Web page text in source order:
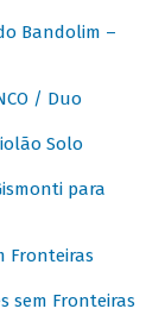
Bandolim –
/ Duo
Solo
para
Fronteiras
sem Fronteiras